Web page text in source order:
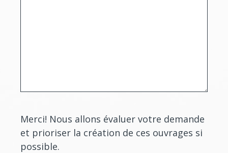
Merci! Nous allons évaluer votre demande
et prioriser la création de ces ouvrages si
possible.